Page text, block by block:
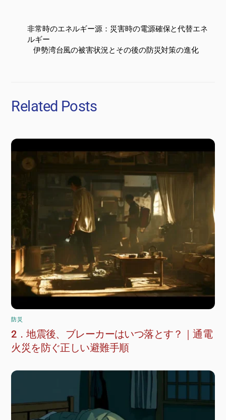
非常時のエネルギー源：災害時の電源確保と代替エネ
ルギー
伊勢湾台風の被害状況とその後の防災対策の進化
Related Posts
防災
2．地震後、ブレーカーはいつ落とす？｜通電
火災を防ぐ正しい避難手順